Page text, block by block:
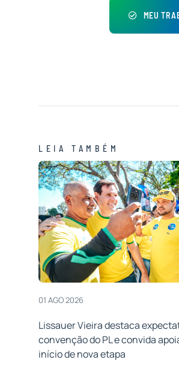
MEU
LEIA TAMBÉM
01 AGO 2026
Lissauer Vieira destaca
convenção do PL e convida
início de nova etapa